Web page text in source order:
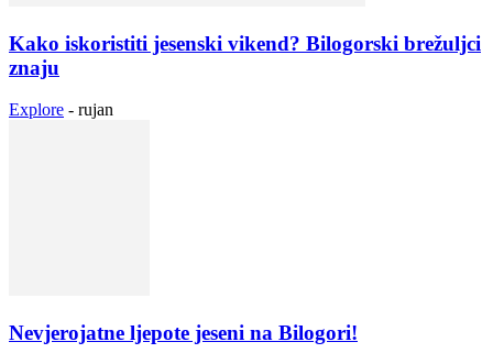
Kako iskoristiti jesenski vikend? Bilogorski brežuljci
znaju
Explore - rujan
Nevjerojatne ljepote jeseni na Bilogori!